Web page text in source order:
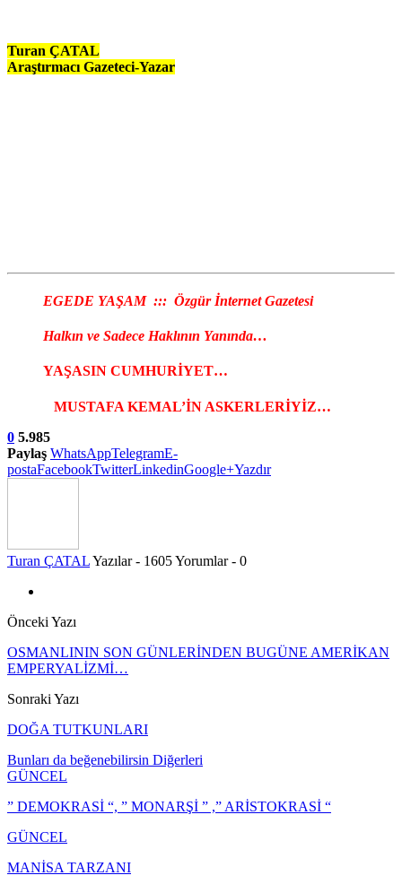
Turan ÇATAL
Araştırmacı Gazeteci-Yazar
EGEDE YAŞAM ::: Özgür İnternet Gazetesi
Halkın ve Sadece Haklının Yanında…
YAŞASIN CUMHURİYET…
MUSTAFA KEMAL’İN ASKERLERİYİZ…
0 5.985
Paylaş WhatsAppTelegramE-
postaFacebookTwitterLinkedinGoogle+Yazdır
Turan ÇATALYazılar - 1605Yorumlar - 0
Önceki Yazı
OSMANLININ SON GÜNLERİNDEN BUGÜNE AMERİKAN
EMPERYALİZMİ…
Sonraki Yazı
DOĞA TUTKUNLARI
Bunları da beğenebilirsin Diğerleri
GÜNCEL
” DEMOKRASİ “, ” MONARŞİ ” ,” ARİSTOKRASİ “
GÜNCEL
MANİSA TARZANI